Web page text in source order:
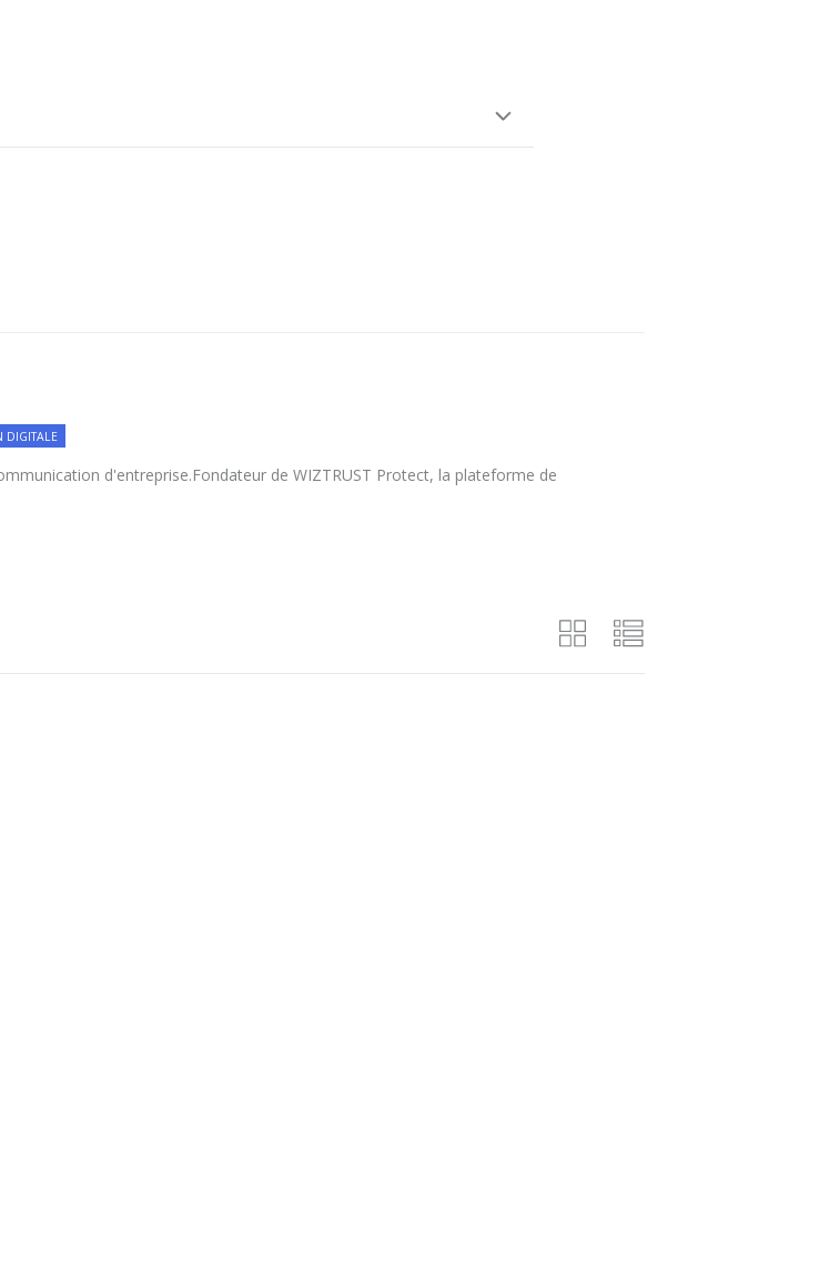
DIGITALE
d'entreprise.Fondateur de WIZTRUST Protect, la plateforme de